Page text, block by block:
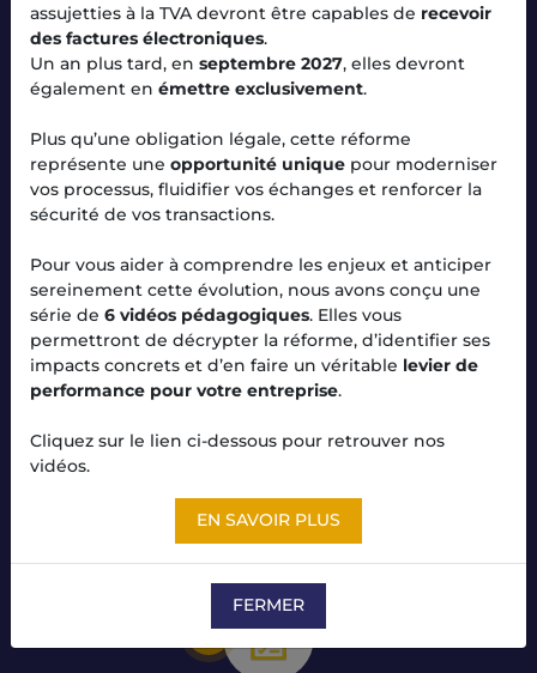
Notre accompagnement
CRÉEZ VOTRE ENTREPRISE
Vous consacrez, durant cette phase toute votre
énergie à votre idée, votre projet , votre marché,
nous en vérifierons ensemble la viabilité
économique, nous vous aiderons à prendre les
bonnes options techniques (statuts juridiques, statut
du dirigeant, choix du financement, …) qui sont aussi
des enjeux importants.
02
assujetties à la TVA devront être capables de recevoir
des factures électroniques.
Un an plus tard, en septembre 2027, elles devront
également en émettre exclusivement.
Plus qu’une obligation légale, cette réforme
représente une opportunité unique pour moderniser
vos processus, fluidifier vos échanges et renforcer la
sécurité de vos transactions.
Pour vous aider à comprendre les enjeux et anticiper
sereinement cette évolution, nous avons conçu une
série de 6 vidéos pédagogiques. Elles vous
permettront de décrypter la réforme, d’identifier ses
impacts concrets et d’en faire un véritable levier de
performance pour votre entreprise.
Cliquez sur le lien ci-dessous pour retrouver nos
vidéos.
EN SAVOIR PLUS
FERMER